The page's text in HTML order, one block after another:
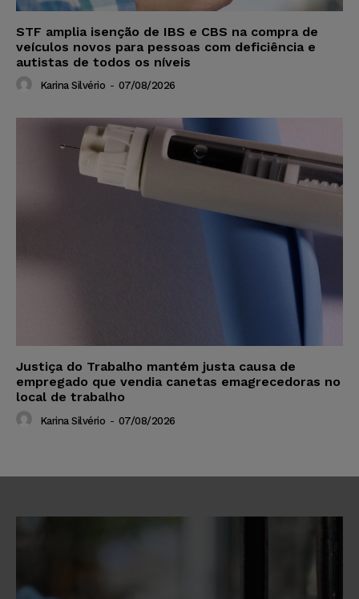
STF amplia isenção de IBS e CBS na compra de
veículos novos para pessoas com deficiência e
autistas de todos os níveis
Karina Silvério - 07/08/2026
Justiça do Trabalho mantém justa causa de
empregado que vendia canetas emagrecedoras no
local de trabalho
Karina Silvério - 07/08/2026